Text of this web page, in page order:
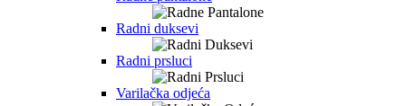
Radni duksevi
Radni prsluci
Varilačka odjeća